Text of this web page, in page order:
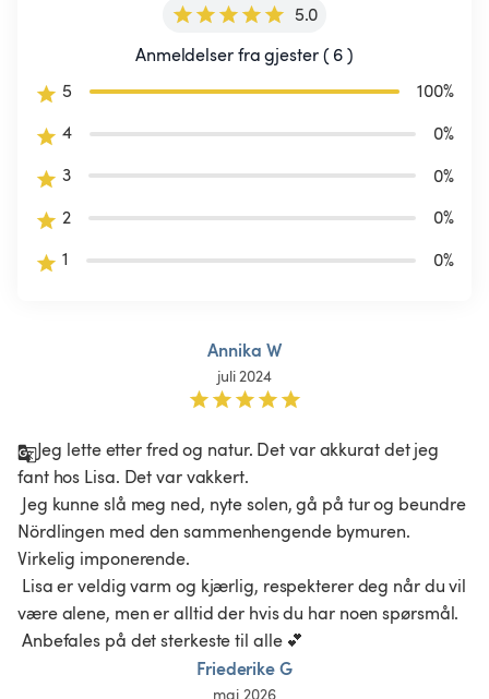
5.0
Anmeldelser fra gjester ( 6 )
5
100%
4
0%
3
0%
2
0%
1
0%
Annika W
juli 2024
Jeg lette etter fred og natur. Det var akkurat det jeg
fant hos Lisa. Det var vakkert.
Nördlingen med den sammenhengende bymuren.
Virkelig imponerende.
være alene, men er alltid der hvis du har noen spørsmål.
Anbefales på det sterkeste til alle 💕
Friederike G
mai 2026